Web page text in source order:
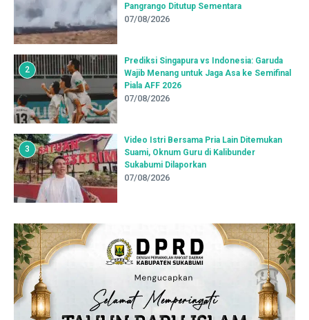
Pangrango Ditutup Sementara
07/08/2026
2
Prediksi Singapura vs Indonesia: Garuda
Wajib Menang untuk Jaga Asa ke Semifinal
Piala AFF 2026
07/08/2026
3
Video Istri Bersama Pria Lain Ditemukan
Suami, Oknum Guru di Kalibunder
Sukabumi Dilaporkan
07/08/2026